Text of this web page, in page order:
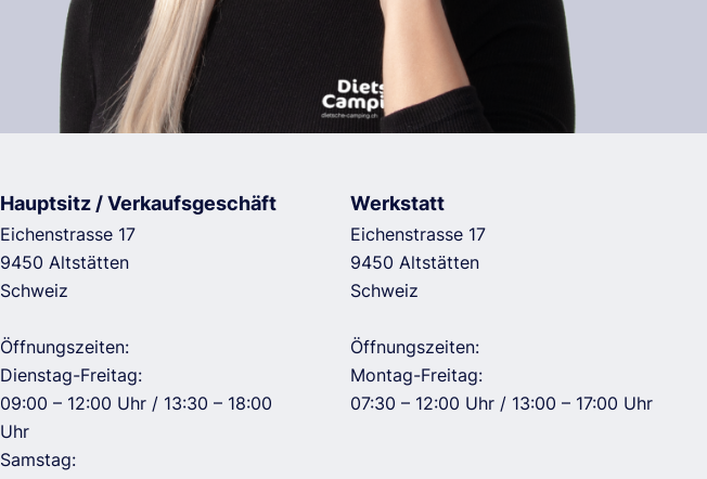
Hauptsitz / Verkaufsgeschäft
Eichenstrasse 17
9450 Altstätten
Schweiz
Öffnungszeiten:
Dienstag-Freitag:
09:00 – 12:00 Uhr / 13:30 – 18:00
Uhr
Samstag:
Werkstatt
Eichenstrasse 17
9450 Altstätten
Schweiz
Öffnungszeiten:
Montag-Freitag:
07:30 – 12:00 Uhr / 13:00 – 17:00 Uhr